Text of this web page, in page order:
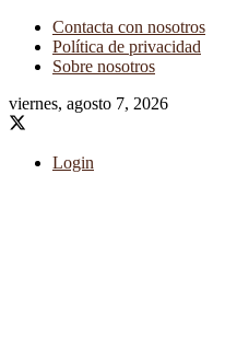
Contacta con nosotros
Política de privacidad
Sobre nosotros
viernes, agosto 7, 2026
Login